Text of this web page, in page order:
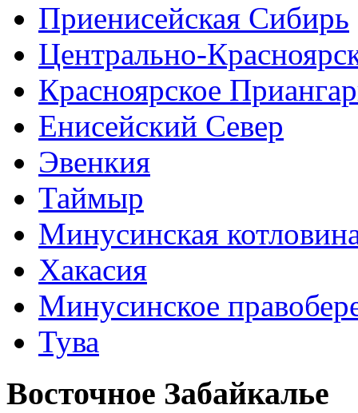
Приенисейская Сибирь
Центрально-
Красноярское
Енисейский Север
Эвенкия
Таймыр
Минусинская
Хакасия
Минусинское
Тува
Восточное Забайкалье